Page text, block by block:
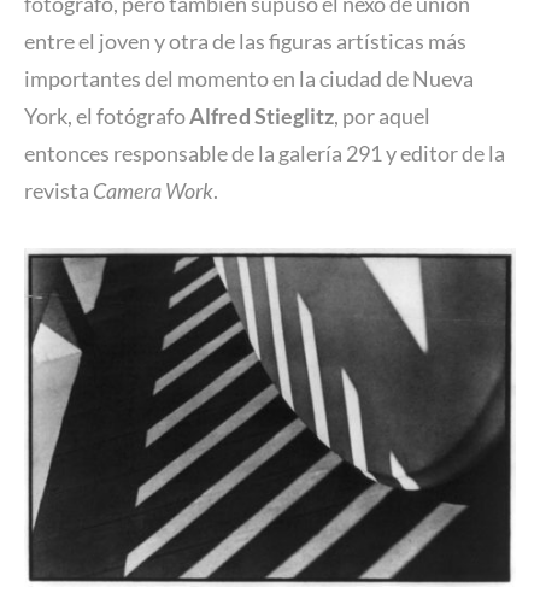
entre el joven y otra de las figuras artísticas más
importantes del momento en la ciudad de Nueva
York, el fotógrafoAlfred Stieglitz, por aquel
entonces responsable de la galería 291 y editor de la
revista Camera Work.